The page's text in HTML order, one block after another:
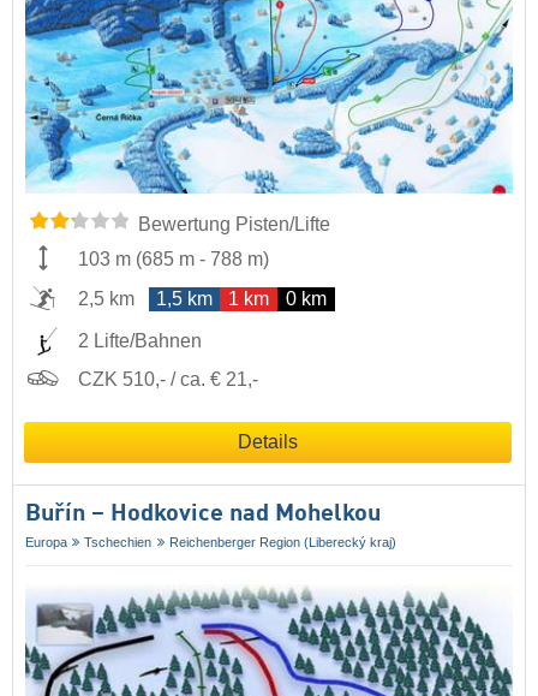
Bewertung Pisten/Lifte
103 m (685 m - 788 m)
2,5 km
1,5 km 1 km 0 km
2 Lifte/Bahnen
CZK 510,- / ca. € 21,-
Details
Buřín – Hodkovice nad Mohelkou
Europa Tschechien Reichenberger Region (Liberecký kraj)